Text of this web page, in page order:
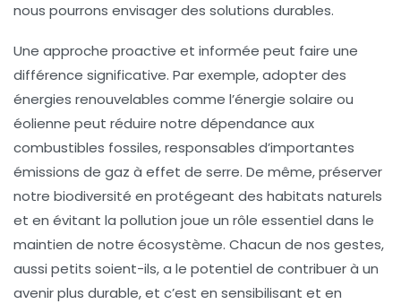
nous pourrons envisager des solutions durables.
Une approche proactive et informée peut faire une
différence significative. Par exemple, adopter des
énergies renouvelables comme l’énergie solaire ou
éolienne peut réduire notre dépendance aux
combustibles fossiles, responsables d’importantes
émissions de gaz à effet de serre. De même, préserver
notre biodiversité en protégeant des habitats naturels
et en évitant la pollution joue un rôle essentiel dans le
maintien de notre écosystème. Chacun de nos gestes,
aussi petits soient-ils, a le potentiel de contribuer à un
avenir plus durable, et c’est en sensibilisant et en